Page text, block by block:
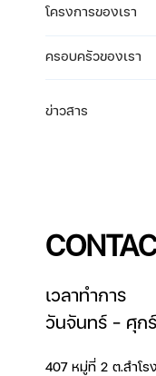
โครงการของเรา
ครอบครัวของเรา
ข่าวสาร
เวลาทำการ
วันจันทร์ – ศุก
407 หมู่ที่ 2 ต.สำโร